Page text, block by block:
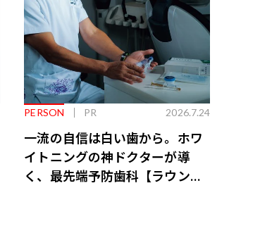
PERSON PR 2026.7.24
一流の自信は白い歯から。ホワ
イトニングの神ドクターが導
く、最先端予防歯科【ラウンジ